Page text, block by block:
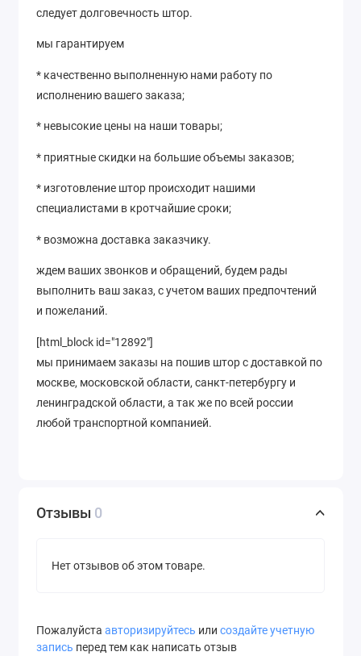
следует долговечность штор.
мы гарантируем
* качественно выполненную нами работу по
исполнению вашего заказа;
* невысокие цены на наши товары;
* приятные скидки на большие объемы заказов;
* изготовление штор происходит нашими
специалистами в кротчайшие сроки;
* возможна доставка заказчику.
ждем ваших звонков и обращений, будем рады
выполнить ваш заказ, с учетом ваших предпочтений
и пожеланий.
[html_block id="12892"]
мы принимаем заказы на пошив штор с доставкой по
москве, московской области, санкт-петербургу и
ленинградской области, а так же по всей россии
любой транспортной компанией.
Отзывы 0
Нет отзывов об этом товаре.
Пожалуйста авторизируйтесь или создайте учетную
запись перед тем как написать отзыв